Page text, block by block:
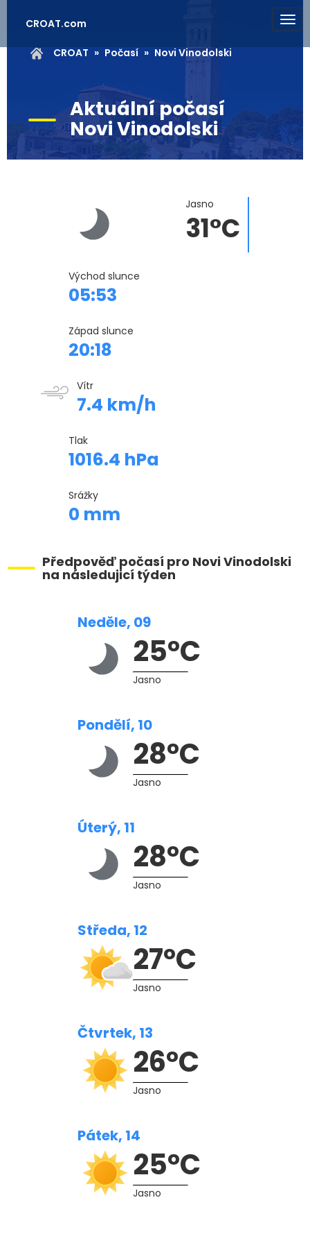
CROAT.com
CROAT Počasí Novi Vinodolski
Aktuální počasí
Novi Vinodolski
Jasno
31°C
Východ slunce
05:53
Západ slunce
20:18
Vítr
7.4 km/h
Tlak
1016.4 hPa
Srážky
0 mm
Předpověď počasí pro Novi Vinodolski
na následujicí týden
Neděle, 09
25°C
Jasno
Pondělí, 10
28°C
Jasno
Úterý, 11
28°C
Jasno
Středa, 12
27°C
Jasno
Čtvrtek, 13
26°C
Jasno
Pátek, 14
25°C
Jasno